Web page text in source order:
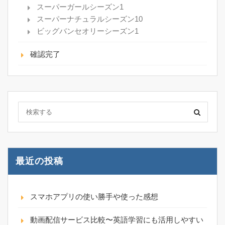
スーパーガールシーズン1
スーパーナチュラルシーズン10
ビッグバンセオリーシーズン1
確認完了
最近の投稿
スマホアプリの使い勝手や使った感想
動画配信サービス比較〜英語学習にも活用しやすい